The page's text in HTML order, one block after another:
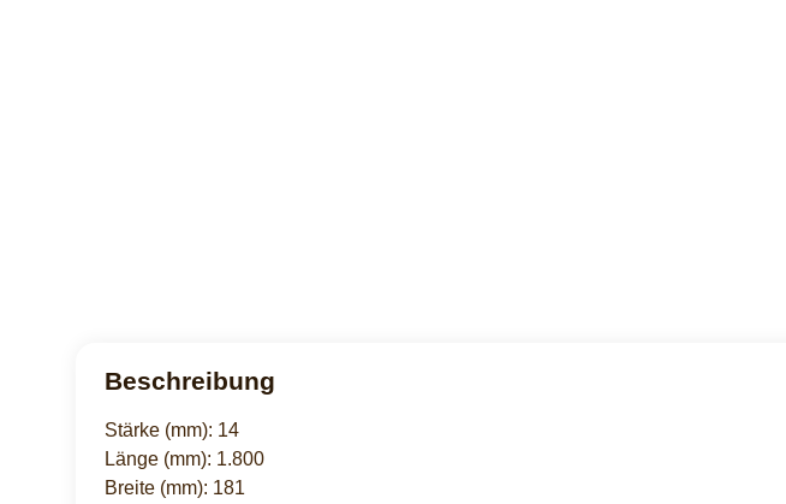
Beschreibung
Stärke (mm): 14
Länge (mm): 1.800
Breite (mm): 181